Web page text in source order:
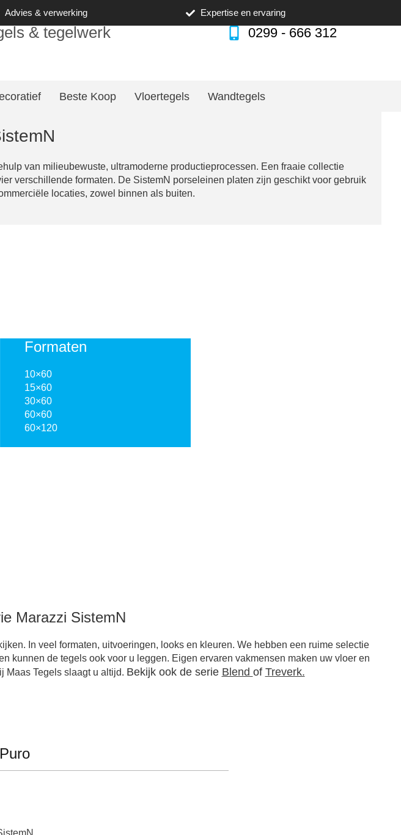
Advies & verwerking Expertise en ervaring
& tegelwerk 0299 - 666 312
Beste Koop Vloertegels Wandtegels
van milieubewuste, ultramoderne productieprocessen. Een fraaie collectie
verschillende formaten. De SistemN porseleinen platen zijn geschikt voor gebruik
locaties, zowel binnen als buiten.
Formaten
10×60
15×60
30×60
60×60
60×120
Marazzi SistemN
In veel formaten, uitvoeringen, looks en kleuren. We hebben een ruime selectie
kunnen de tegels ook voor u leggen. Eigen ervaren vakmensen maken uw vloer en
Maas Tegels slaagt u altijd. Bekijk ook de serie Blend of Treverk.